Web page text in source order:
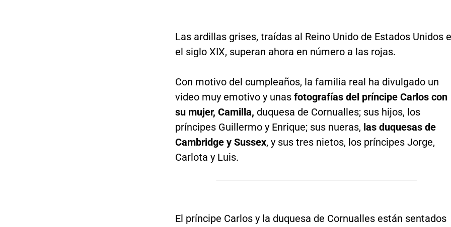
Las ardillas grises, traídas al Reino Unido de Estados Unidos
el siglo XIX, superan ahora en número a las rojas.
Con motivo del cumpleaños, la familia real ha divulgado un
video muy emotivo y unasfotografías del príncipe Carlos con
su mujer, Camilla, duquesa de Cornualles; sus hijos, los
príncipes Guillermo y Enrique; sus nueras, las duquesas de
Cambridge y Sussex, y sus tres nietos, los príncipes Jorge,
Carlota y Luis.
El príncipe Carlos y la duquesa de Cornualles están sentados